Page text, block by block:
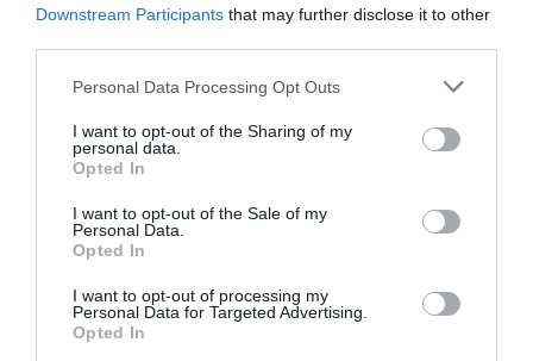
Downstream Participants that may further disclose it to other
Personal Data Processing Opt Outs
I want to opt-out of the Sharing of my
personal data.
Opted In
I want to opt-out of the Sale of my
Personal Data.
Opted In
I want to opt-out of processing my
Personal Data for Targeted Advertising.
Opted In